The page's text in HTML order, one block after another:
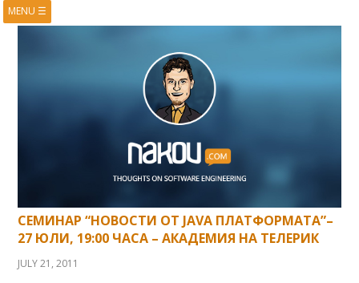
MENU ☰
СЕМИНАР “НОВОСТИ ОТ JAVA ПЛАТФОРМАТА”–
27 ЮЛИ, 19:00 ЧАСА – АКАДЕМИЯ НА ТЕЛЕРИК
JULY 21, 2011